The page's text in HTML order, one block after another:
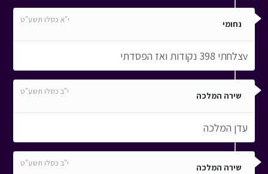
נחומי י"א כסלו תשע"ט
vצלחתי 398 נקודות ואז הפסדתי
שירה המלכה י"ב כסלו תשע"ט
עדן המלכה
שירה המלכה י"ב כסלו תשע"ט